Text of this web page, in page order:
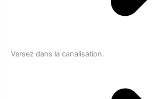
Versez dans la canalisation.